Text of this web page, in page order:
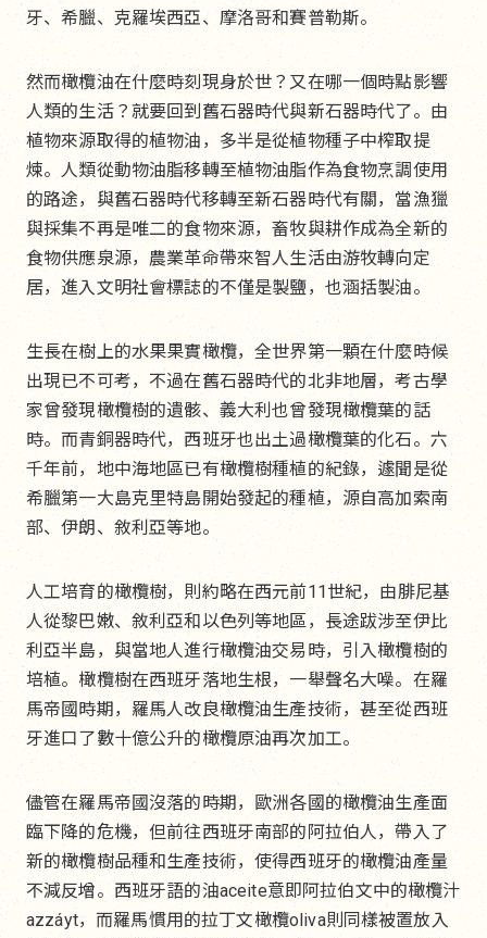
牙、希臘、克羅埃西亞、摩洛哥和賽普勒斯。
然而橄欖油在什麼時刻現身於世？又在哪一個時點影響
人類的生活？就要回到舊石器時代與新石器時代了。由
植物來源取得的植物油，多半是從植物種子中榨取提
煉。人類從動物油脂移轉至植物油脂作為食物烹調使用
的路途，與舊石器時代移轉至新石器時代有關，當漁獵
與採集不再是唯二的食物來源，畜牧與耕作成為全新的
食物供應泉源，農業革命帶來智人生活由游牧轉向定
居，進入文明社會標誌的不僅是製鹽，也涵括製油。
生長在樹上的水果果實橄欖，全世界第一顆在什麼時候
出現已不可考，不過在舊石器時代的北非地層，考古學
家曾發現橄欖樹的遺骸、義大利也曾發現橄欖葉的話
時。而青銅器時代，西班牙也出土過橄欖葉的化石。六
千年前，地中海地區已有橄欖樹種植的紀錄，遽聞是從
希臘第一大島克里特島開始發起的種植，源自高加索南
部、伊朗、敘利亞等地。
人工培育的橄欖樹，則約略在西元前11世紀，由腓尼基
人從黎巴嫩、敘利亞和以色列等地區，長途跋涉至伊比
利亞半島，與當地人進行橄欖油交易時，引入橄欖樹的
培植。橄欖樹在西班牙落地生根，一舉聲名大噪。在羅
馬帝國時期，羅馬人改良橄欖油生產技術，甚至從西班
牙進口了數十億公升的橄欖原油再次加工。
儘管在羅馬帝國沒落的時期，歐洲各國的橄欖油生產面
臨下降的危機，但前往西班牙南部的阿拉伯人，帶入了
新的橄欖樹品種和生產技術，使得西班牙的橄欖油產量
不減反增。西班牙語的油aceite意即阿拉伯文中的橄欖汁
azzáyt，而羅馬慣用的拉丁文橄欖oliva則同樣被置放入